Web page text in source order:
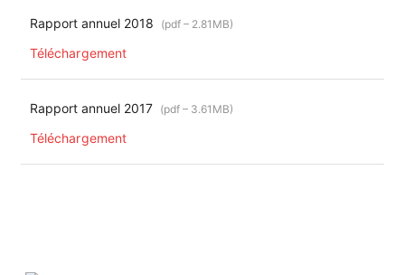
Rapport annuel 2018 (pdf – 2.81MB)
Téléchargement
Rapport annuel 2017 (pdf – 3.61MB)
Téléchargement